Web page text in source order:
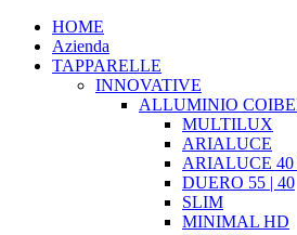
HOME
Azienda
TAPPARELLE
INNOVATIVE
ALLUMINIO
MULTILUX
ARIALUCE
ARIALUCE 40
DUERO 55 | 40
SLIM
MINIMAL HD